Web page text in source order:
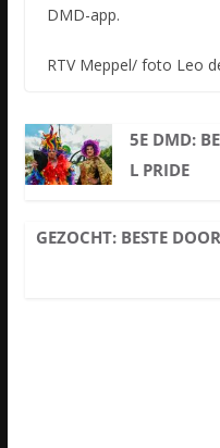
DMD-app.
RTV Meppel/ foto Leo
5E DMD:
L PRIDE
GEZOCHT: BESTE